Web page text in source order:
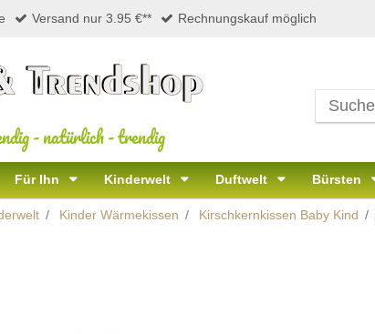
Versand nur 3.95 €** Rechnungskauf möglich
-natürlich-trendig
Für Ihn Kinderwelt Duftwelt Bürsten
Kinder Wärmekissen Kirschkernkissen Baby Kind